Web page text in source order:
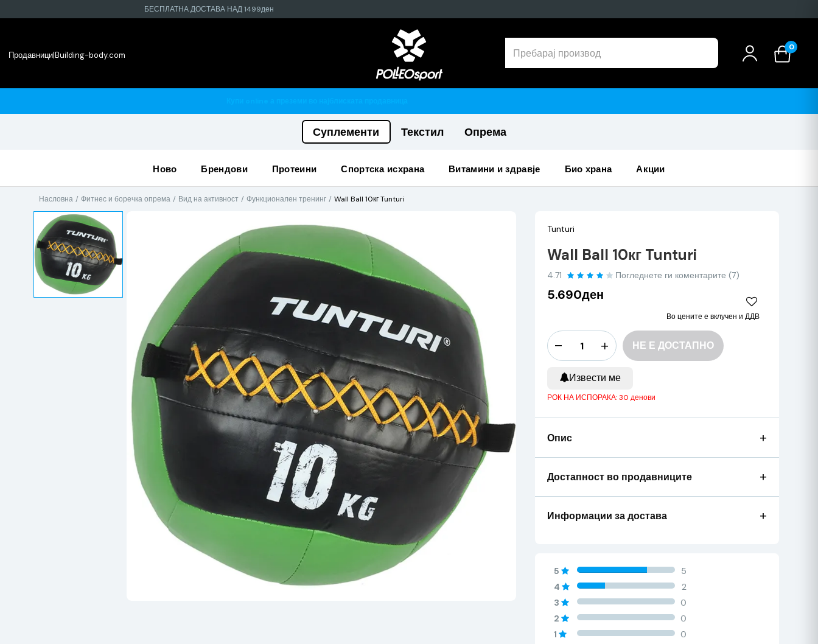
БЕСПЛАТНА ДОСТАВА НАД 1499ден
Продавници|Building-body.com
0
Суплементи Текстил Опрема
ново брендови протеини спортска исхрана витамини и здравје био храна акции
Насловна Фитнес и боречка опрема Вид на активност Функционален тренинг Wall Ball 10кг Tunturi
Tunturi
Wall Ball 10кг Tunturi
4.71 Погледнете ги коментарите (7)
5.690ден
Во цените е вклучен и ДДВ
НЕ Е ДОСТАПНО
Извести ме
РОК НА ИСПОРАКА: 30 денови
Опис +
Достапност во продавниците +
Информации за достава +
5 60%
Complete
5
4
60%
Complete
2
3
60%
Complete
0
2
60%
Complete
0
1
60%
Complete 0